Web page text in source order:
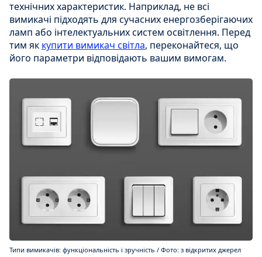
технічних характеристик. Наприклад, не всі
вимикачі підходять для сучасних енергозберігаючих
ламп або інтелектуальних систем освітлення. Перед
тим як купити вимикач світла, переконайтеся, що
його параметри відповідають вашим вимогам.
Типи вимикачів: функціональність і зручність / Фото: з відкритих джерел